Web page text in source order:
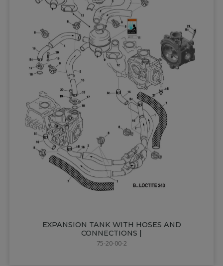
EXPANSION TANK WITH HOSES AND
CONNECTIONS |
75-20-00-2